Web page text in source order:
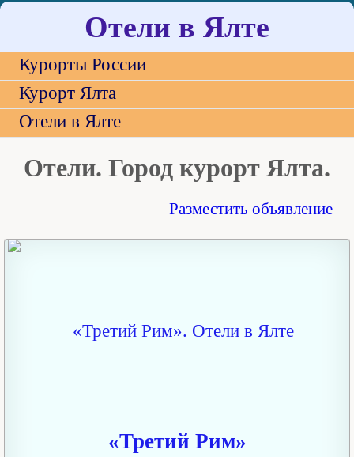
Отели в Ялте
Курорты России
Курорт Ялта
Отели в Ялте
Отели. Город курорт Ялта.
Разместить объявление
«Третий Рим»